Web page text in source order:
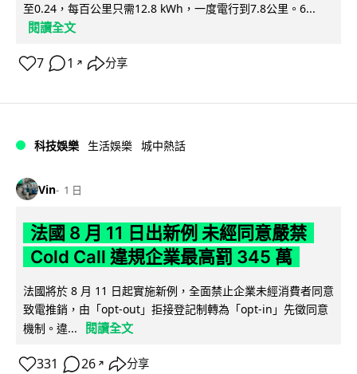
至0.24，每百公里只需12.8 kWh，一度電行到7.8公里。6...
閱讀全文
7 1 ↗ 分享
科技娛樂 生活娛樂 城中熱話
Vin 1 日
法國 8 月 11 日出新例 未經同意嚴禁
Cold Call 違規企業最高罰 345 萬
法國將於 8 月 11 日起實施新例，全面禁止企業未經消費者同意
致電推銷，由「opt-out」拒接登記制轉為「opt-in」先徵同意
機制。違...
閱讀全文
331 26 ↗ 分享